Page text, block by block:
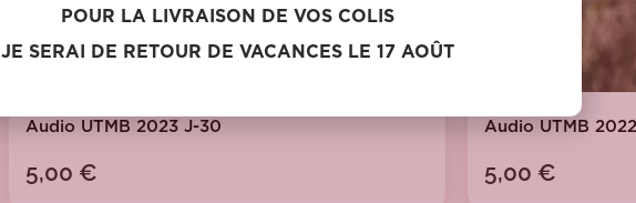
Audio UTMB 2023 J-30
5,00 €
Audio UTMB
5,00 €
POUR LA LIVRAISON DE VOS COLIS
JE SERAI DE RETOUR DE VACANCES LE 17 AOÛT